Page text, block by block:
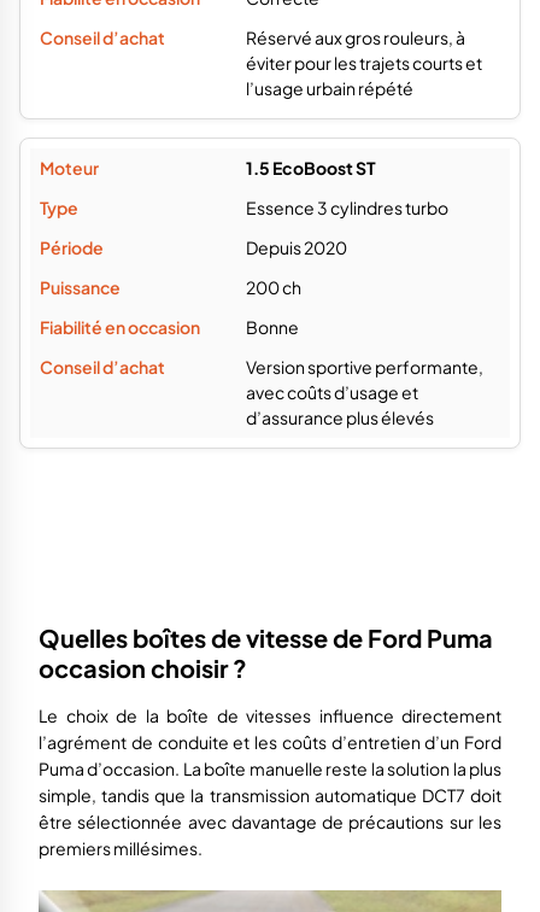
Réservé aux gros rouleurs, à
éviter pour les trajets courts et
l’usage urbain répété
1.5 EcoBoost ST
Essence 3 cylindres turbo
Depuis 2020
200 ch
Bonne
Version sportive performante,
avec coûts d’usage et
d’assurance plus élevés
Quelles boîtes de vitesse de Ford Puma
occasion choisir ?
Le choix de la boîte de vitesses influence directement
l’agrément de conduite et les coûts d’entretien d’un Ford
Puma d’occasion. La boîte manuelle reste la solution la plus
simple, tandis que la transmission automatique DCT7 doit
être sélectionnée avec davantage de précautions sur les
premiers millésimes.